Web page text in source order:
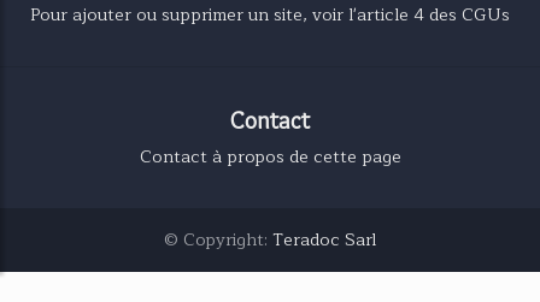
Pour ajouter ou supprimer un site, voir l'article 4 des CGUs
Contact
Contact à propos de cette page
© Copyright: Teradoc Sarl